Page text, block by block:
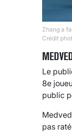
Zhang a
Crédit
Le
8e
public
pas